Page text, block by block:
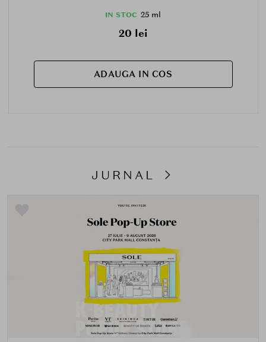
IN STOC 25 ml
20 lei
ADAUGA IN COS
JURNAL